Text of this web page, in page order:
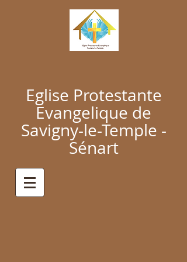
Eglise Protestante
Evangelique de
Savigny-le-Temple -
Sénart